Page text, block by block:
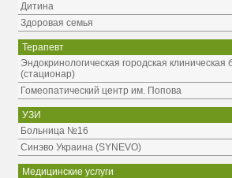
Дитина
Здоровая семья
Терапевт
Эндокринологическая городская клиническая
(стационар)
Гомеопатический центр им. Попова
УЗИ
Больница №16
Синэво Украина (SYNEVO)
Медицинские услуги